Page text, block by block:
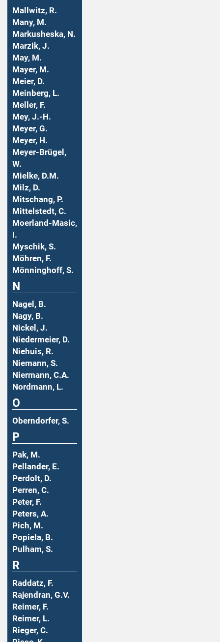
Mallwitz, R.
Many, M.
Markusheska, N.
Marzik, J.
May, M.
Mayer, M.
Meier, D.
Meinberg, L.
Meller, F.
Mey, J.-H.
Meyer, G.
Meyer, H.
Meyer-Brügel,
W.
Mielke, D.M.
Milz, D.
Mitschang, P.
Mittelstedt, C.
Moerland-Masic,
I.
Myschik, S.
Möhren, F.
Mönninghoff, S.
N
Nagel, B.
Nagy, B.
Nickel, J.
Niedermeier, D.
Niehuis, R.
Niemann, S.
Niermann, C.A.
Nordmann, L.
O
Oberndorfer, S.
P
Pak, M.
Pellander, E.
Perdolt, D.
Perren, C.
Peter, F.
Peters, A.
Pich, M.
Popiela, B.
Pulham, S.
R
Raddatz, F.
Rajendran, G.V.
Reimer, F.
Reimer, L.
Rieger, C.